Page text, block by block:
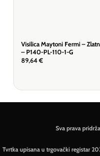
Visilica Maytoni Fermi –
– P140-PL-110-1-G
89,64 €
Sva prava
Tvrtka upisana u trgovački registar